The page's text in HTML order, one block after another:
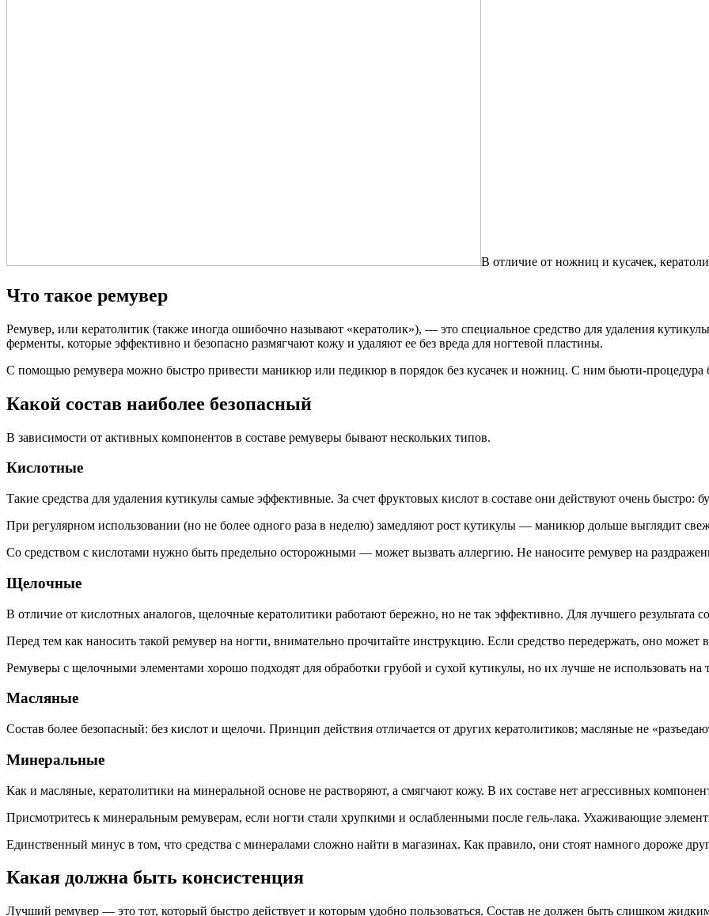
В отличие от ножниц и кусачек,
Что такое ремувер
Ремувер, или кератолитик (также иногда ошибочно называют «кератолик»), — это специальное средство для удаления
ферменты, которые эффективно и безопасно размягчают кожу и удаляют ее без вреда для ногтевой пластины.
С помощью ремувера можно быстро привести маникюр или педикюр в порядок без кусачек и ножниц. С ним бьюти-процедура
Какой состав наиболее безопасный
В зависимости от активных компонентов в составе ремуверы бывают нескольких типов.
Кислотные
Такие средства для удаления кутикулы самые эффективные. За счет фруктовых кислот в составе они действуют очень быстро:
При регулярном использовании (но не более одного раза в неделю) замедляют рост кутикулы — маникюр дольше выглядит
Со средством с кислотами нужно быть предельно осторожными — может вызвать аллергию. Не наносите ремувер на
Щелочные
В отличие от кислотных аналогов, щелочные кератолитики работают бережно, но не так эффективно. Для лучшего результата
Перед тем как наносить такой ремувер на ногти, внимательно прочитайте инструкцию. Если средство передержать, оно может
Ремуверы с щелочными элементами хорошо подходят для обработки грубой и сухой кутикулы, но их лучше не использовать на
Масляные
Состав более безопасный: без кислот и щелочи. Принцип действия отличается от других кератолитиков; масляные не
Минеральные
Как и масляные, кератолитики на минеральной основе не растворяют, а смягчают кожу. В их составе нет агрессивных
Присмотритесь к минеральным ремуверам, если ногти стали хрупкими и ослабленными после гель-лака. Ухаживающие
Единственный минус в том, что средства с минералами сложно найти в магазинах. Как правило, они стоят намного дороже
Какая должна быть консистенция
Лучший ремувер — это тот, который быстро действует и которым удобно пользоваться. Состав не должен быть слишком